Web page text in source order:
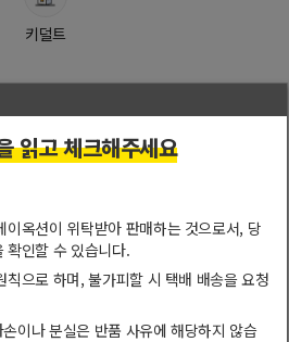
키덜트
그
림
로
기
리
스
로
기
읽고 체크해주세요
이옥션이 위탁받아 판매하는 것으로서, 당
확인할 수 있습니다.
칙으로 하며, 불가피할 시 택배 배송을 요청
이나 분실은 반품 사유에 해당하지 않습